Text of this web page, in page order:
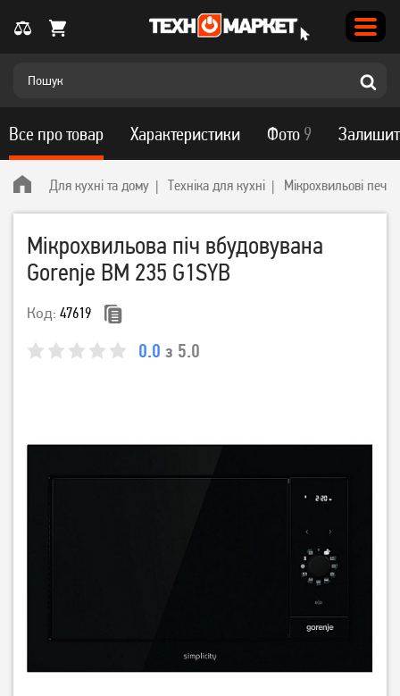
Для кухні та дому Техніка для кухні Мікрохвильові печі
Мікрохвильова піч вбудовувана
Gorenje BM 235 G1SYB
Код: 47619
0.0 з 5.0
Все про товар Характеристики Фото 9